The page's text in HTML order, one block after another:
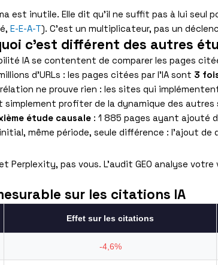
est inutile. Elle dit qu’il ne suffit pas à lui seul
E-E-A-T). C’est un multiplicateur, pas un
c'est différent des autres
IA se contentent de comparer les pages
d’URLs : les pages citées par l’IA sont 3
ne prouve rien : les sites qui
profiter de la dynamique des autres
étude causale : 1 885 pages ayant ajouté
même période, seule différence : l’ajout de
Perplexity, pas vous. L’audit GEO analyse
sur les citations IA
Effet sur les citations
-4,6%